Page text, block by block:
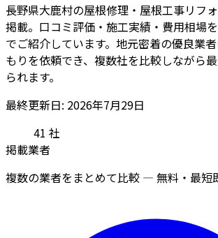
長野県大鹿村の屋根修理・屋根工事リフ
掲載。口コミ評価・施工実績・費用相場
でご紹介しています。地元密着の優良業
もりを依頼でき、複数社を比較しながら
られます。
最終更新日: 2026年7月29日
41 社
掲載業者
複数の業者をまとめて比較 — 無料・最短